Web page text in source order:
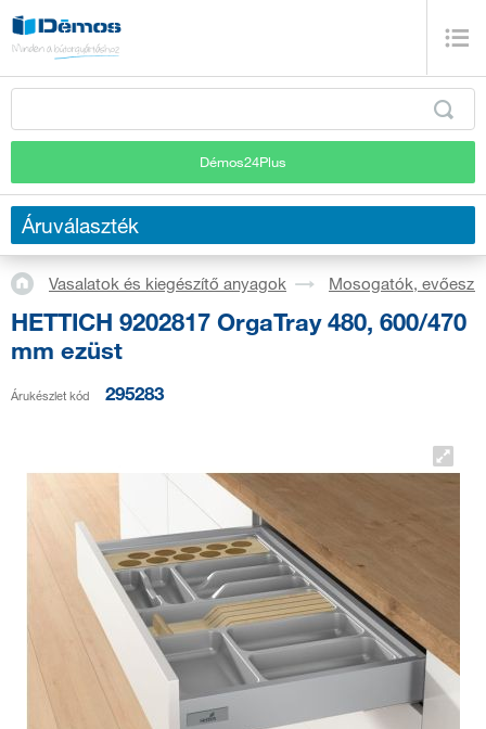
Démos24Plus
Áruválaszték
Vasalatok és kiegészítő anyagok Mosogatók,
HETTICH 9202817 OrgaTray 480, 600/470
mm ezüst
Árukészlet kód 295283